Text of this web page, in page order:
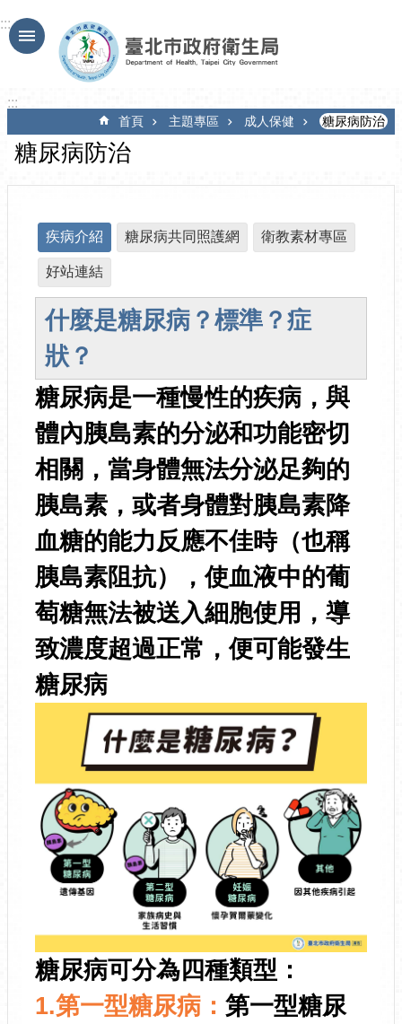
跳到主要內容區塊
:::
:::
首頁 主題專區 成人保健 糖尿病防治
糖尿病防治
疾病介紹 糖尿病共同照護網 衛教素材專區
好站連結
什麼是糖尿病？標準？症
狀？
糖尿病是一種慢性的疾病，與
體內胰島素的分泌和功能密切
相關，當身體無法分泌足夠的
胰島素，或者身體對胰島素降
血糖的能力反應不佳時（也稱
胰島素阻抗），使血液中的葡
萄糖無法被送入細胞使用，導
致濃度超過正常，便可能發生
糖尿病
糖尿病可分為四種類型：
1.第一型糖尿病： 第一型糖尿